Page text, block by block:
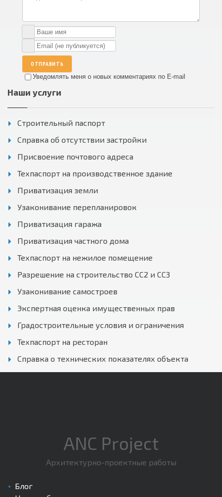
ОТПРАВИТЬ
Уведомлять меня о новых комментариях по E-mail
Наши услуги
Строительный паспорт
Справка об отсутствии застройки
Присвоение почтового адреса
Техпаспорт на производственное здание
Приватизация земли
Узаконивание перепланировок
Приватизация гаража
Приватизация частного дома
Техпаспорт на нежилое помещение
Разрешение на строительство СС2 и СС3
Узаконивание самостроев
Экспертная оценка имущественных прав
Градостроительные условия и ограничения
Техпаспорт на ресторан
Справка о технических показателях объекта
ANC Project
Архитектурно-проектные работы
Блог